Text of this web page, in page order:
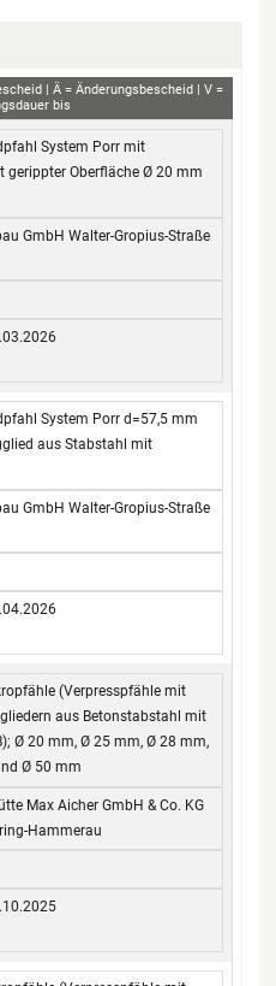
Ä Änderungsbescheid
V
bis
System Porr mit
gerippter Oberfläche Ø 20 mm
GmbH Walter-Gropius-Straße
System Porr d=57,5 mm
aus Stabstahl mit
GmbH Walter-Gropius-Straße
(Verpresspfähle mit
aus Betonstabstahl mit
Ø 20 mm, Ø 25 mm, Ø 28 mm,
Ø 50 mm
Max Aicher GmbH & Co. KG
Hammerau